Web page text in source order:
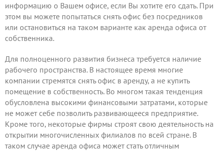
информацию о Вашем офисе, если Вы хотите его сдать. При
этом вы можете попытаться снять офис без посредников
или остановиться на таком варианте как аренда офиса от
собственника.
Для полноценного развития бизнеса требуется наличие
рабочего пространства. В настоящее время многие
компании стремятся снять офис в аренду, а не купить
помещение в собственность. Во многом такая тенденция
обусловлена высокими финансовыми затратами, которые
не может себе позволить развивающееся предприятие.
Кроме того, некоторые фирмы строят свою деятельность на
открытии многочисленных филиалов по всей стране. В
таком случае аренда офиса может стать отличным